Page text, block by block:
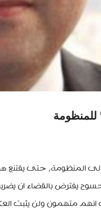
حتى يقتنع
يفترض بالقضاء ان
انهم متهمون ولن يثبت